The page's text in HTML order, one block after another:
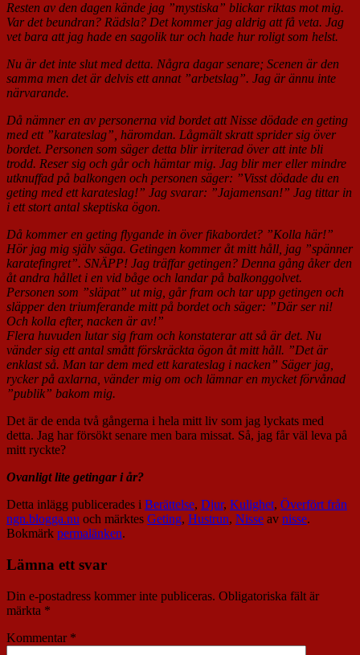
Resten av den dagen kände jag ”mystiska” blickar riktas mot mig.
Var det beundran? Rädsla? Det kommer jag aldrig att få veta. Jag
vet bara att jag hade en sagolik tur och hade hur roligt som helst.
Nu är det inte slut med detta. Några dagar senare; Scenen är den
samma men det är delvis ett annat ”arbetslag”. Jag är ännu inte
närvarande.
Då nämner en av personerna vid bordet att Nisse dödade en geting
med ett ”karateslag”, häromdan. Lågmält skratt sprider sig över
bordet. Personen som säger detta blir irriterad över att inte bli
trodd. Reser sig och går och hämtar mig. Jag blir mer eller mindre
utknuffad på balkongen och personen säger: ”Visst dödade du en
geting med ett karateslag!” Jag svarar: ”Jajamensan!” Jag tittar in
i ett stort antal skeptiska ögon.
Då kommer en geting flygande in över fikabordet? ”Kolla här!”
Hör jag mig själv säga. Getingen kommer åt mitt håll, jag ”spänner
karatefingret”. SNÄPP! Jag träffar getingen? Denna gång åker den
åt andra hållet i en vid båge och landar på balkonggolvet.
Personen som ”släpat” ut mig, går fram och tar upp getingen och
släpper den triumferande mitt på bordet och säger: ”Där ser ni!
Och kolla efter, nacken är av!”
Flera huvuden lutar sig fram och konstaterar att så är det. Nu
vänder sig ett antal smått förskräckta ögon åt mitt håll. ”Det är
enklast så. Man tar dem med ett karateslag i nacken” Säger jag,
rycker på axlarna, vänder mig om och lämnar en mycket förvånad
”publik” bakom mig.
Det är de enda två gångerna i hela mitt liv som jag lyckats med
detta. Jag har försökt senare men bara missat. Så, jag får väl leva på
mitt ryckte?
Ovanligt lite getingar i år?
Detta inlägg publicerades i Berättelse, Djur, Kulighet, Överfört från
ngn.blogga.nu och märktes Geting, Hustrun, Nisse av nisse.
Bokmärk permalänken.
Lämna ett svar
Din e-postadress kommer inte publiceras. Obligatoriska fält är
märkta *
Kommentar *